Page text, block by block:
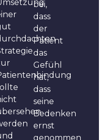
bei,
dass
der
Patient
das
Gefühl
hat,
dass
seine
Bedenken
ernst
genommen